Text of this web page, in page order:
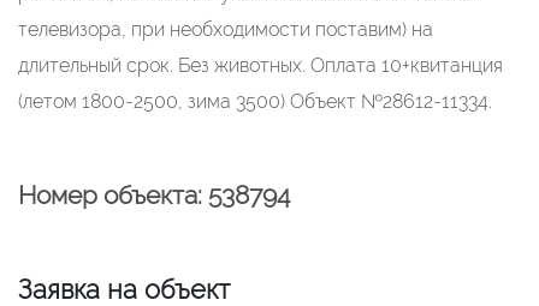
телевизора, при необходимости поставим) на
длительный срок. Без животных. Оплата 10+квитанция
(летом 1800-2500, зима 3500) Объект №28612-11334.
Номер объекта: 538794
Заявка на объект